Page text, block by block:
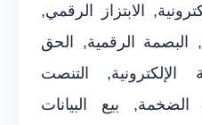
الابتزاز الرقمي,
البصمة الرقمية, الحق
الإلكترونية, التنصت
بيع البيانات